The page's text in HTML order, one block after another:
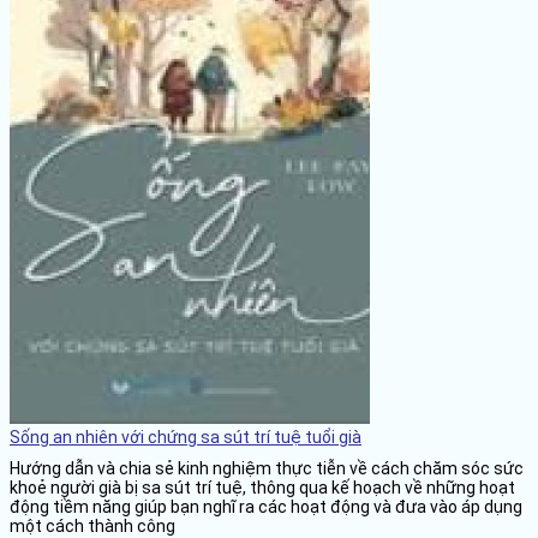
Sống an nhiên với chứng sa sút trí tuệ tuổi già
Hướng dẫn và chia sẻ kinh nghiệm thực tiễn về cách chăm sóc sức
khoẻ người già bị sa sút trí tuệ, thông qua kế hoạch về những hoạt
động tiềm năng giúp bạn nghĩ ra các hoạt động và đưa vào áp dụng
một cách thành công